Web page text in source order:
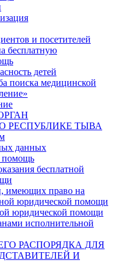
и посетителей
бесплатную
детей
поиска медицинской
РЕСПУБЛИКЕ ТЫВА
данных
помощь
бесплатной
имеющих право на
юридической помощи
юридической помощи
исполнительной
РАСПОРЯДКА ДЛЯ
И